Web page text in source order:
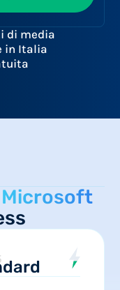
di media
in Italia
Microsoft